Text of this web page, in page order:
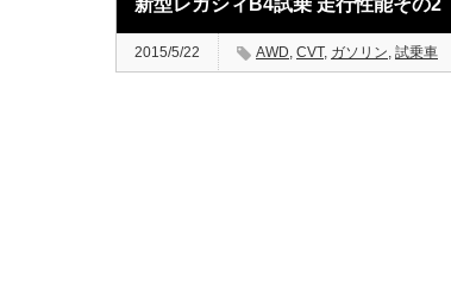
新型レガシィB4試乗 走行性能その2
2015/5/22 AWD, CVT, ガソリン, 試乗車